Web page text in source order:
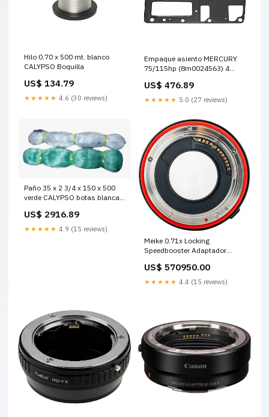
Hilo 0.70 x 500 mt. blanco
CALYPSO Boquilla
US$ 134.79
★★★★★ 4.6 (30 reviews)
Empaque asiento MERCURY
75/115hp (8m0024563) 4
US$ 476.89
★★★★★ 5.0 (27 reviews)
Paño 35 x 2 3/4 x 150 x 500
verde CALYPSO botas blancas
US$ 2916.89
★★★★★ 4.9 (15 reviews)
Meike 0.71x Locking
Speedbooster Adaptador
reducción de longitud focal
aumento 1 paso apertura
US$ 570950.00
★★★★★ 4.4 (15 reviews)